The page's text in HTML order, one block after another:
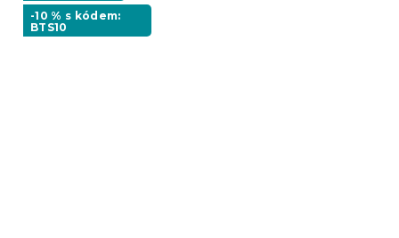
-10 % s kódem:
BTS10